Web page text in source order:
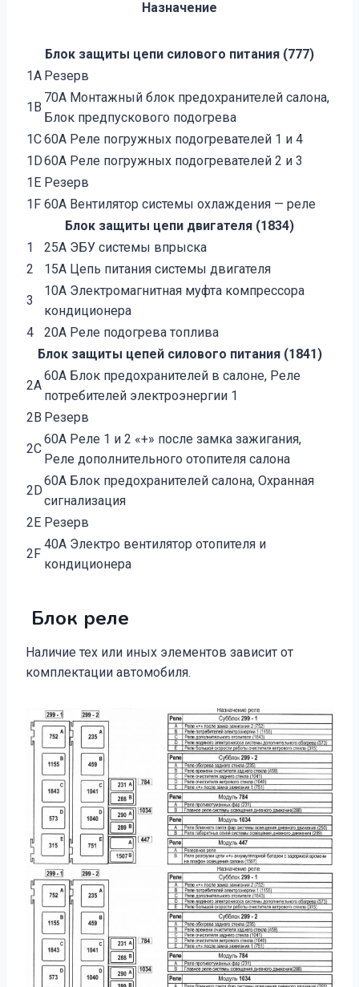
Назначение
Блок защиты цепи силового питания (777)
1A Резерв
1B
70A Монтажный блок предохранителей салона,
Блок предпускового подогрева
1C60A Реле погружных подогревателей 1 и 4
1D60A Реле погружных подогревателей 2 и 3
1E Резерв
1F 60A Вентилятор системы охлаждения — реле
Блок защиты цепи двигателя (1834)
1
25A ЭБУ системы впрыска
2
15A Цепь питания системы двигателя
3
10A Электромагнитная муфта компрессора
кондиционера
4
20A Реле подогрева топлива
Блок защиты цепей силового питания (1841)
2A
60A Блок предохранителей в салоне, Реле
потребителей электроэнергии 1
2B Резерв
2C
60A Реле 1 и 2 «+» после замка зажигания,
Реле дополнительного отопителя салона
2D
60A Блок предохранителей салона, Охранная
сигнализация
2E Резерв
2F
40A Электро вентилятор отопителя и
кондиционера
Блок реле
Наличие тех или иных элементов зависит от
комплектации автомобиля.